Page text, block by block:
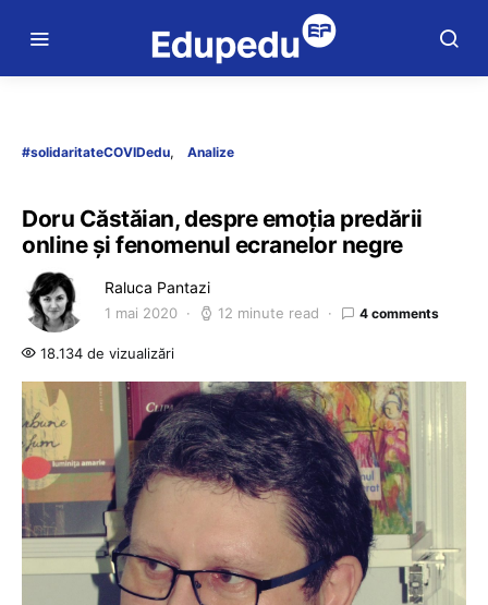
#solidaritateCOVIDedu Analize
Doru Căstăian, despre emoția predării
online și fenomenul ecranelor negre
Raluca Pantazi
1 mai 2020 12 minute read 4 comments
18.134 de vizualizări